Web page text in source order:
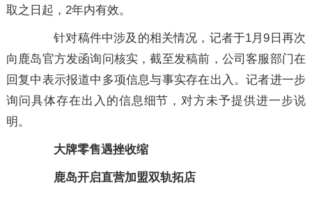
取之日起，2年内有效。
针对稿件中涉及的相关情况，记者于1月9日再次
向鹿岛官方发函询问核实，截至发稿前，公司客服部门在
回复中表示报道中多项信息与事实存在出入。记者进一步
询问具体存在出入的信息细节，对方未予提供进一步说
明。
大牌零售遇挫收缩
鹿岛开启直营加盟双轨拓店